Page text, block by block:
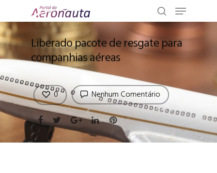
Liberado pacote de resgate para
companhias aéreas
Nenhum Comentário
0